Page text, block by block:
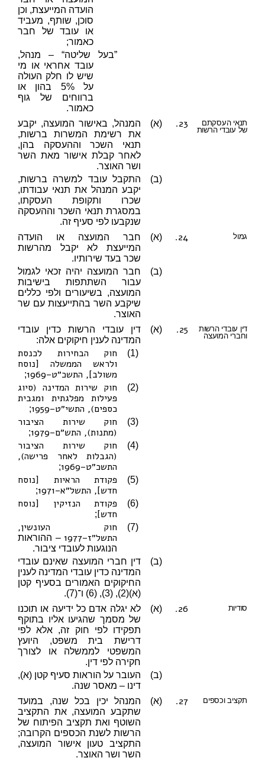
הועדה המייעצת, וכן
סוכן, שותף, מעביד
או עובד של חבר
כאמור;
”בעל שליטה“ – מנהל,
עובד אחראי או מי
שיש לו חלק העולה
על 5% בהון או
ברווחים של גוף
כאמור.
23.
תנאי העסקתם
של עובדי הרשות
(א)
המנהל, באישור המועצה, יקבע
את רשימת המשרות ברשות,
תנאי השכר וההעסקה בהן,
לאחר קבלת אישור מאת השר
ושר האוצר.
(ב)
התקבל עובד למשרה ברשות,
יקבע המנהל את תנאי עבודתו,
שכרו ותקופת העסקתו,
במסגרת תנאי השכר וההעסקה
שנקבעו לפי סעיף זה.
24. גמול (א)
חבר המועצה או הועדה
המייעצת לא יקבל מהרשות
שכר בעד שירותיו.
(ב)
חבר המועצה יהיה זכאי לגמול
עבור השתתפות בישיבות
המועצה, בשיעורים ולפי כללים
שיקבע השר בהתייעצות עם שר
האוצר.
25.
דין עובדי הרשות
וחברי המועצה
(א)
דין עובדי הרשות כדין עובדי
המדינה לענין חיקוקים אלה:
(1)
חוק הבחירות לכנסת
ולראש הממשלה [נוסח
משולב], התשכ״ט–1969
;
(2)
חוק שירות המדינה (סיוג
פעילות מפלגתית ומגבית
כספים), התשי״ט–1959
;
(3)
חוק שירות הציבור
(מתנות), התש״ם–1979
;
(4)
חוק שירות הציבור
(הגבלות לאחר פרישה),
התשכ״ט–1969
;
(5)
פקודת הראיות [נוסח
חדש], התשל״א–1971
;
(6)
פקודת הנזיקין [נוסח
חדש];
(7)
חוק העונשין,
התשל״ז–1977
– ההוראות
הנוגעות לעובדי ציבור.
(ב)
דין חברי המועצה שאינם עובדי
המדינה כדין עובדי המדינה לענין
החיקוקים האמורים בסעיף קטן
(א)(2), (3), (6) ו־(7).
26. סודיות (א)
לא יגלה אדם כל ידיעה או תוכנו
של מסמך שהגיעו אליו בתוקף
תפקידו לפי חוק זה, אלא לפי
דרישת בית משפט, היועץ
המשפטי לממשלה או לצורך
חקירה לפי דין.
(ב)
העובר על הוראות סעיף קטן (א),
דינו – מאסר שנה.
27. תקציב וכספים (א)
המנהל יכין בכל שנה, במועד
שתקבע המועצה, את התקציב
השוטף ואת תקציב הפיתוח של
הרשות לשנת הכספים הקרובה;
התקציב טעון אישור המועצה,
השר ושר האוצר.